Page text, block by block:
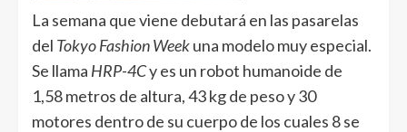
La semana que viene debutará en las pasarelas
del Tokyo Fashion Weekuna modelo muy especial.
Se llama HRP-4Cy es un robot humanoide de
1,58 metros de altura, 43 kg de peso y 30
motores dentro de su cuerpo de los cuales 8 se